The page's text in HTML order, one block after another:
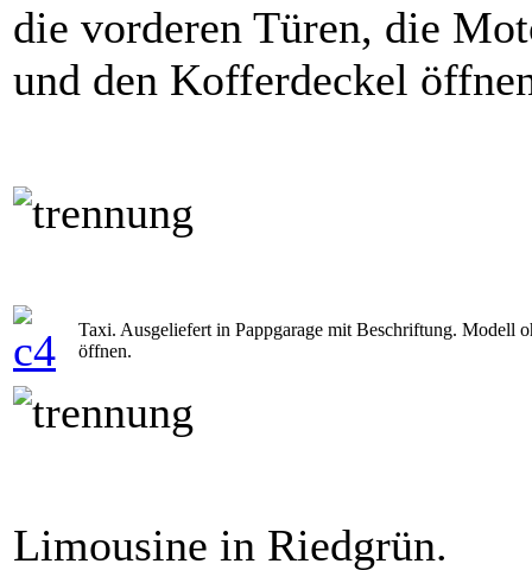
die vorderen Türen, die
und den Kofferdeckel
Taxi. Ausgeliefert in Pappgarage mit Beschriftung. Modell
öffnen.
Limousine in Riedgrün.